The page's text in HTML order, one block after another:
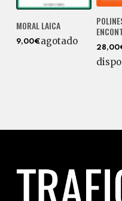
MORAL LAICA
9,00€agotado